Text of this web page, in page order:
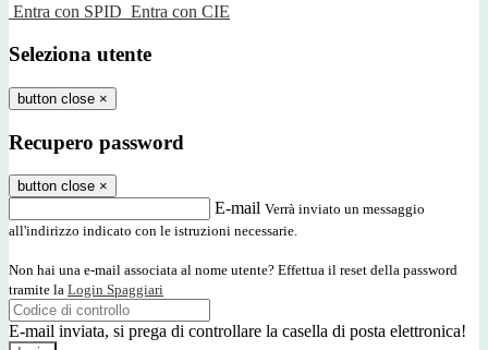
Entra con SPID Entra con CIE
Seleziona utente
button close ×
Recupero password
button close ×
E-mail Verrà inviato un messaggio
all'indirizzo indicato con le istruzioni necessarie.
Non hai una e-mail associata al nome utente? Effettua il reset della password
tramite la Login Spaggiari
E-mail inviata, si prega di controllare la casella di posta elettronica!